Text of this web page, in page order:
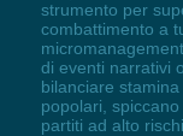
strumento per
combattimento a
di eventi narrativi
bilanciare
popolari,
partiti ad alto